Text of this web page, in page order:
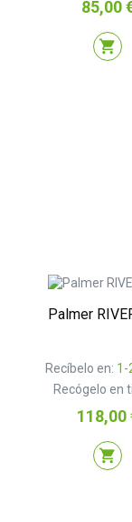
Precio
85,00
shopping_cart
Palmer
Recíbelo en: 1-
Recógelo en
Precio
118,00
shopping_cart